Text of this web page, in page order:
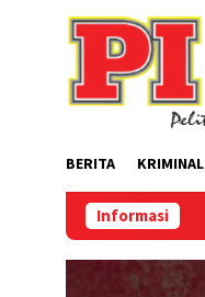
BERITA KRIMINAL
Informasi